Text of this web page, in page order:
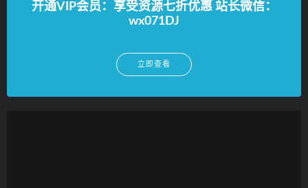
开通VIP会员：享受资源七折优惠 站长微信：
wx071DJ
立即查看